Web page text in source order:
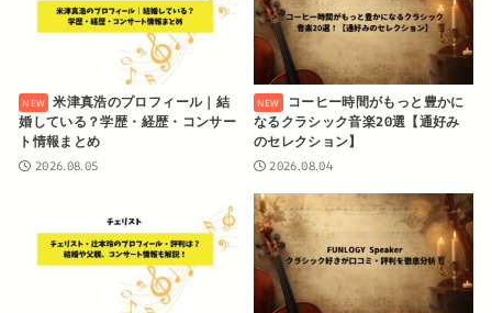
米津真浩のプロフィール｜結
婚している？学歴・経歴・コンサー
ト情報まとめ
2026.08.05
コーヒー時間がもっと豊かに
なるクラシック音楽20選【通好み
のセレクション】
2026.08.04